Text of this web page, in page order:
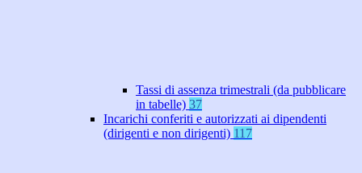
Tassi di assenza trimestrali (da pubblicare
in tabelle) 37
Incarichi conferiti e autorizzati ai dipendenti
(dirigenti e non dirigenti) 117